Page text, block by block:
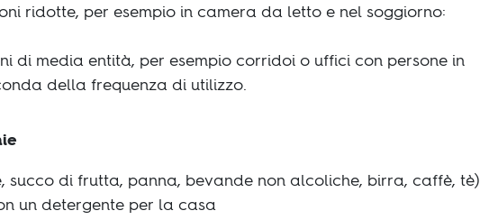
ridotte, per esempio in camera da letto e nel soggiorno:
di media entità, per esempio corridoi o uffici con persone in
della frequenza di utilizzo.
succo di frutta, panna, bevande non alcoliche, birra, caffè, tè)
un detergente per la casa